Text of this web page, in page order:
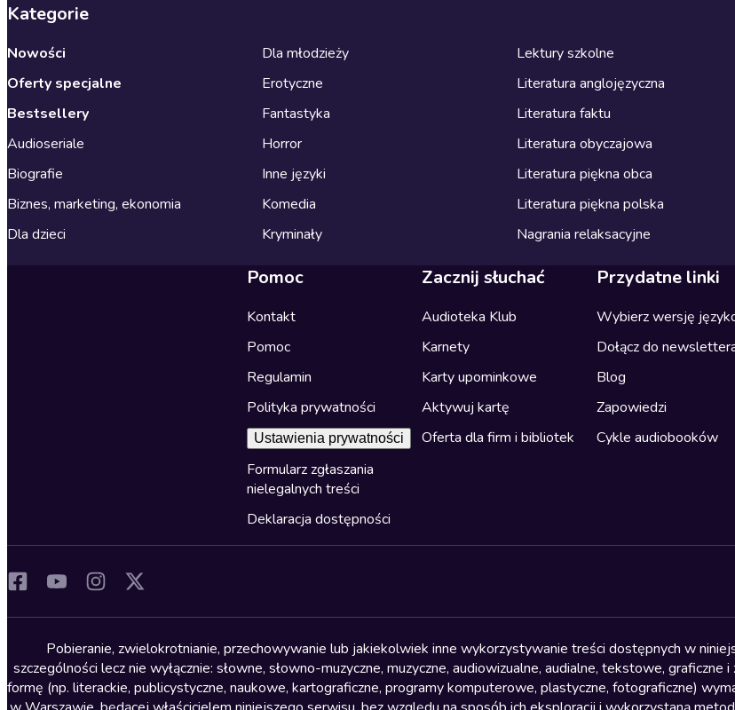
Kategorie
Nowości
Oferty specjalne
Bestsellery
Audioseriale
Biografie
Biznes, marketing, ekonomia
Dla dzieci
Dla młodzieży
Erotyczne
Fantastyka
Horror
Inne języki
Komedia
Kryminały
Lektury szkolne
Literatura anglojęzyczna
Literatura faktu
Literatura obyczajowa
Literatura piękna obca
Literatura piękna polska
Nagrania relaksacyjne
Pomoc
Kontakt
Pomoc
Regulamin
Polityka prywatności
Ustawienia prywatności
Formularz zgłaszania
nielegalnych treści
Deklaracja dostępności
Zacznij słuchać
Audioteka Klub
Karnety
Karty upominkowe
Aktywuj kartę
Oferta dla firm i bibliotek
Przydatne linki
Wybierz wersję
Dołącz do
Blog
Zapowiedzi
Cykle audiobooków
Pobieranie, zwielokrotnianie, przechowywanie lub jakiekolwiek inne wykorzystywanie treści dostępnych w
szczególności lecz nie wyłącznie: słowne, słowno-muzyczne, muzyczne, audiowizualne, audialne, tekstowe,
formę (np. literackie, publicystyczne, naukowe, kartograficzne, programy komputerowe, plastyczne, fotograficzne)